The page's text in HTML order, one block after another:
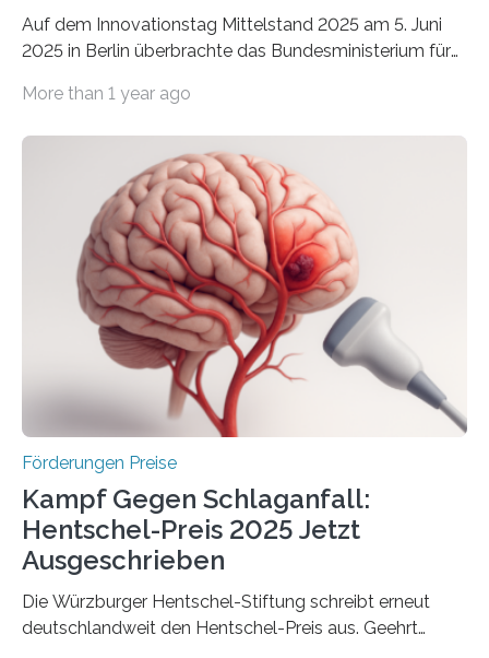
Auf dem Innovationstag Mittelstand 2025 am 5. Juni
2025 in Berlin überbrachte das Bundesministerium für
Überplanmäßige Verpflichtungsermächtigungen in
Woche vom Haushaltsausschuss freigegeben – unter
anderem zur Unterstützung der
Industrieforschungsprogramme Industrielle
Gemeinschaftsforschung (IGF), Zentrales
Innovationsprogramm Mittelstand (ZIM) und
Innovationskompetenz INNO-KOM. Auf dem
Innovationstag Mittelstand 2025 am 5. Juni 2025 in
Berlin überbrachte das Bundesministerium für
Wirtschaft und Energie eine gute Nachricht:
Überplanmäßige Verpflichtungsermächtigungen in
More than 1 year ago
Förderungen Preise
Kampf Gegen Schlaganfall:
Hentschel-Preis 2025 Jetzt
Ausgeschrieben
Die Würzburger Hentschel-Stiftung schreibt erneut
deutschlandweit den Hentschel-Preis aus. Geehrt